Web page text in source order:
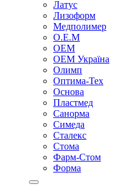
Латус
Лизоформ
Медполимер
О.Е.М
ОЕМ
ОЕМ Україна
Олимп
Оптима-Тех
Основа
Пластмед
Санорма
Симеда
Сталекс
Стома
Фарм-Стом
Форма